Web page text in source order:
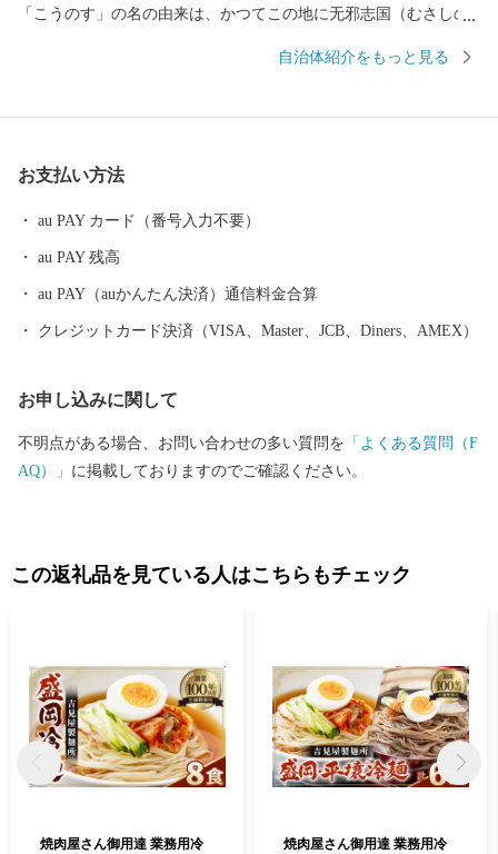
「こうのす」の名の由来は、かつてこの地に无邪志国（むさしの
転じ、後に「鴻（こうのとり）伝説」から「鴻巣」の字を当てる
して栄え、380年余の伝統を誇る「ひな人形のまち」として、また
近年では「花のまち」としても全国にその名が知られています。
ました。 現在では首都圏50キロメートル圏内という地理的条件に
恵まれ、県央部の中核都市として発展を続けています。
自治体紹介をもっと見る
お支払い方法
au PAY カード（番号入力不要）
au PAY 残高
au PAY（auかんたん決済）通信料金合算
クレジットカード決済（VISA、Master、JCB、Diners、AMEX）
お申し込みに関して
不明点がある場合、お問い合わせの多い質問を 「よくある質問（F
AQ）」 に掲載しておりますのでご確認ください。
この返礼品を見ている人はこちらもチェック
焼肉屋さん御用達 業務用冷
焼肉屋さん御用達 業務用冷